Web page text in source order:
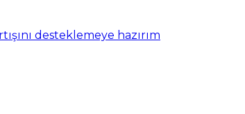
desteklemeye hazırım